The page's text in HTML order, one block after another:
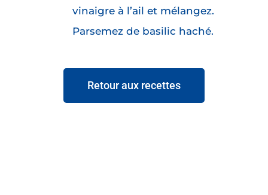
vinaigre à l’ail et mélangez.
Parsemez de basilic haché.
Retour aux recettes